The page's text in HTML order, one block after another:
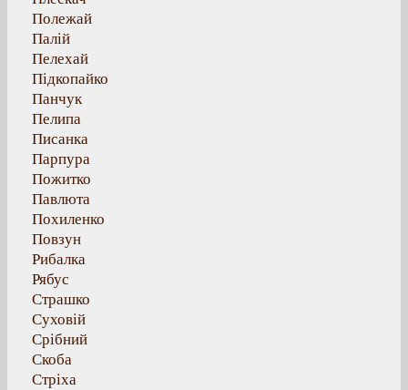
Полежай
Палій
Пелехай
Підкопайко
Панчук
Пелипа
Писанка
Парпура
Пожитко
Павлюта
Похиленко
Повзун
Рибалка
Рябус
Страшко
Суховій
Срібний
Скоба
Стріха